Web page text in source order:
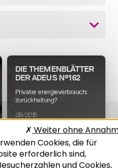
DIE THEMENBLÄTTER
DER ADEUS N°162
Privater energieverbrauch:
zurückhaltung?
09/2015
Cookies, die für
erforderlich sind,
und Cookies,
Weiter ohne